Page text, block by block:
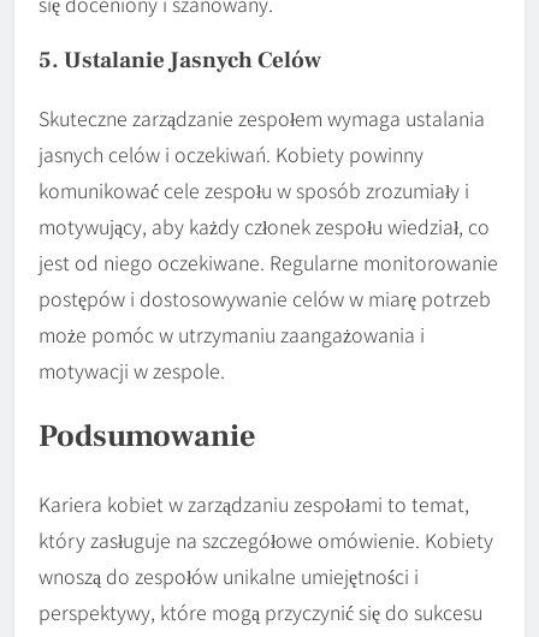
5. Ustalanie Jasnych Celów
Skuteczne zarządzanie zespołem wymaga ustalania
jasnych celów i oczekiwań. Kobiety powinny
komunikować cele zespołu w sposób zrozumiały i
motywujący, aby każdy członek zespołu wiedział, co
jest od niego oczekiwane. Regularne monitorowanie
postępów i dostosowywanie celów w miarę potrzeb
może pomóc w utrzymaniu zaangażowania i
motywacji w zespole.
Podsumowanie
Kariera kobiet w zarządzaniu zespołami to temat,
który zasługuje na szczegółowe omówienie. Kobiety
wnoszą do zespołów unikalne umiejętności i
perspektywy, które mogą przyczynić się do sukcesu